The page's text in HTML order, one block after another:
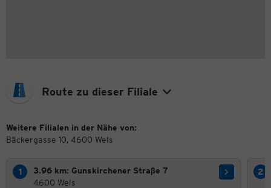
Route zu dieser Filiale
Weitere Filialen in der Nähe von:
Bäckergasse 10, 4600 Wels
3.96 km: Gunskirchener Straße 7
4600 Wels